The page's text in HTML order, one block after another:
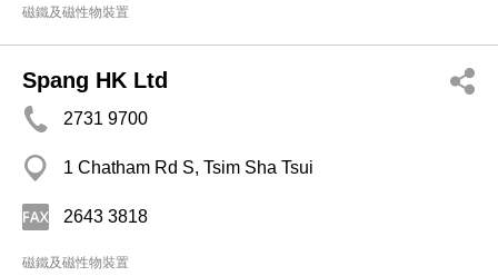
磁鐵及磁性物裝置
Spang HK Ltd
2731 9700
1 Chatham Rd S, Tsim Sha Tsui
2643 3818
磁鐵及磁性物裝置